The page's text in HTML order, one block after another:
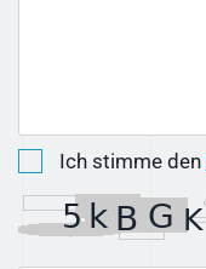
Ich stimme den